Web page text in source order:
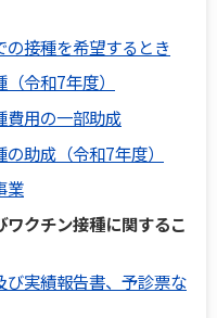
の接種を希望するとき
令和7年度）
費用の一部助成
助成（令和7年度）
業
クチン接種に関するこ
実績報告書、予診票な